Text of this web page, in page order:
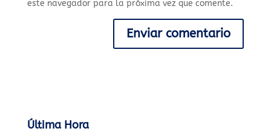
este navegador para la próxima vez que comente.
Última Hora